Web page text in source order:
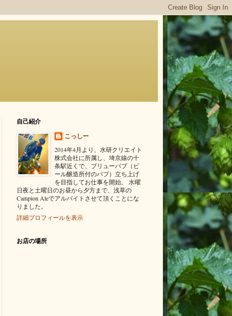
自己紹介
こっしー
2014年4月より、水研クリエイト
株式会社に所属し、埼京線の十
条駅近くで、ブリューパブ（ビ
ール醸造所付のパブ）立ち上げ
を目指してお仕事を開始。 水曜
日夜と土曜日のお昼から夕方まで、浅草の
Campion Aleでアルバイトさせて頂くことにな
りました。
詳細プロフィールを表示
お店の場所